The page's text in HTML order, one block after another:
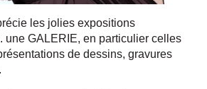
les jolies expositions
une GALERIE, en particulier celles
de dessins, gravures